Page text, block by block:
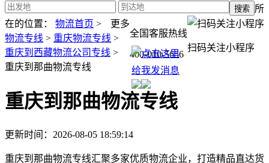
全国客服热线
400-010-5656
扫码关注小程序
更多
所
在的位置：
物流首页 >
物流专线 > 重庆物流专线 >
重庆到西藏物流公司专线 >
重庆到那曲物流专线
重庆到那曲物流专线
更新时间：2026-08-05 18:59:14
重庆到那曲物流专线汇聚多家优质物流企业，打造精品直达货